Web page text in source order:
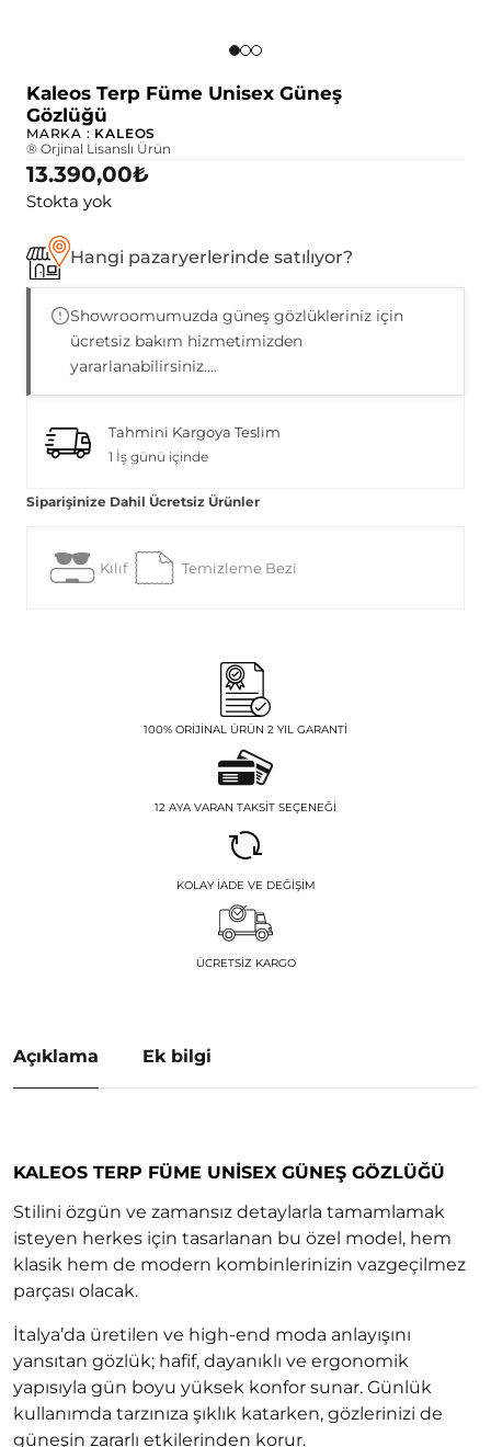
Kaleos Terp Füme Unisex Güneş
Gözlüğü
MARKA : KALEOS
® Orjinal Lisanslı Ürün
13.390,00₺
Stokta yok
Hangi pazaryerlerinde satılıyor?
Showroomumuzda güneş gözlükleriniz için
ücretsiz bakım hizmetimizden
yararlanabilirsiniz....
Tahmini Kargoya Teslim
1 İş günü içinde
Siparişinize Dahil Ücretsiz Ürünler
Kılıf Temizleme Bezi
100% ORIJINAL ÜRÜN 2 YIL GARANTI
12 AYA VARAN TAKSIT SEÇENEĞI
KOLAY İADE VE DEĞIŞIM
ÜCRETSIZ KARGO
Açıklama Ek bilgi
KALEOS TERP FÜME UNISEX GÜNEŞ GÖZLÜĞÜ
Stilini özgün ve zamansız detaylarla tamamlamak
isteyen herkes için tasarlanan bu özel model, hem
klasik hem de modern kombinlerinizin vazgeçilmez
parçası olacak.
İtalya’da üretilen ve high-end moda anlayışını
yansıtan gözlük; hafif, dayanıklı ve ergonomik
yapısıyla gün boyu yüksek konfor sunar. Günlük
kullanımda tarzınıza şıklık katarken, gözlerinizi de
güneşin zararlı etkilerinden korur.